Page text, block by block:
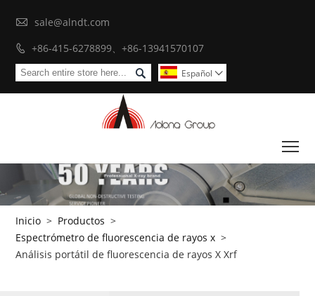
 sale@alndt.com
 +86-415-6278899、+86-13941570107
 Español 
Inicio > Productos >
Espectrómetro de fluorescencia de rayos x >
Análisis portátil de fluorescencia de rayos X Xrf